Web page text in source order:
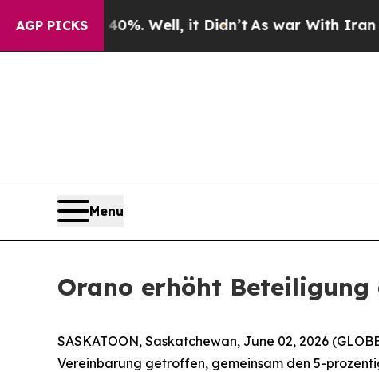
AGP PICKS
40%. Well, it Didn’t As war With Iran Drove
Menu
Orano erhöht
SASKATOON, Saskatchewan, June 02, 2026
Vereinbarung getroffen, gemeinsam den 5-